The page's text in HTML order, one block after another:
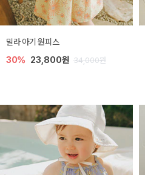
밀라 아기 원피스
30% 23,800원 34,000원